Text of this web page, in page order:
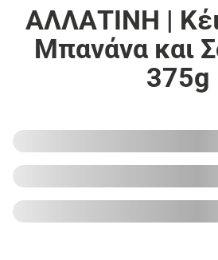
ΑΛΛΑΤΙΝΗ |
Μπανάνα και
375g